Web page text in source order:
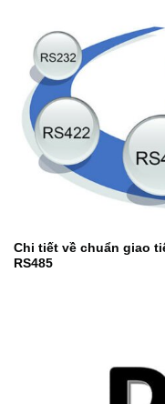
Chi tiết về chuẩn giao
RS485